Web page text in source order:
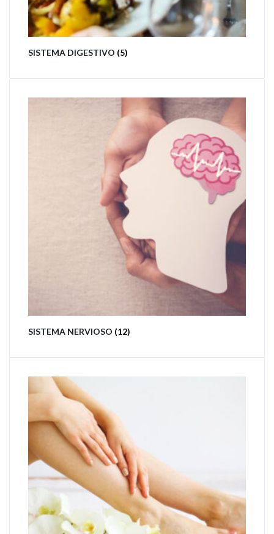
SISTEMA DIGESTIVO (5)
SISTEMA NERVIOSO (12)